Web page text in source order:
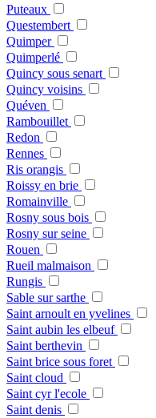
Puteaux
Questembert
Quimper
Quimperlé
Quincy sous senart
Quincy voisins
Quéven
Rambouillet
Redon
Rennes
Ris orangis
Roissy en brie
Romainville
Rosny sous bois
Rosny sur seine
Rouen
Rueil malmaison
Rungis
Sable sur sarthe
Saint arnoult en yvelines
Saint aubin les elbeuf
Saint berthevin
Saint brice sous foret
Saint cloud
Saint cyr l'ecole
Saint denis